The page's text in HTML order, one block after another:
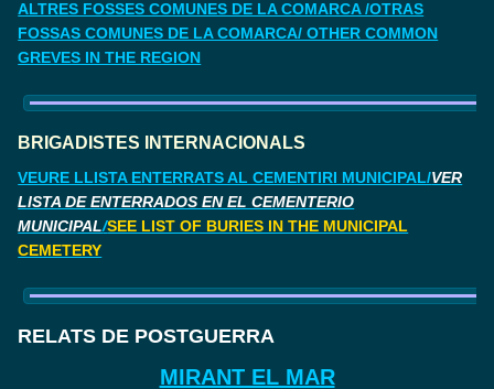
ALTRES FOSSES COMUNES DE LA COMARCA /OTRAS
FOSSAS COMUNES DE LA COMARCA/ OTHER COMMON
GREVES IN THE REGION
BRIGADISTES INTERNACIONALS
VEURE LLISTA ENTERRATS AL CEMENTIRI MUNICIPAL/VER
LISTA DE ENTERRADOS EN EL CEMENTERIO
MUNICIPAL/SEE LIST OF BURIES IN THE MUNICIPAL
CEMETERY
RELATS DE POSTGUERRA
MIRANT EL MAR